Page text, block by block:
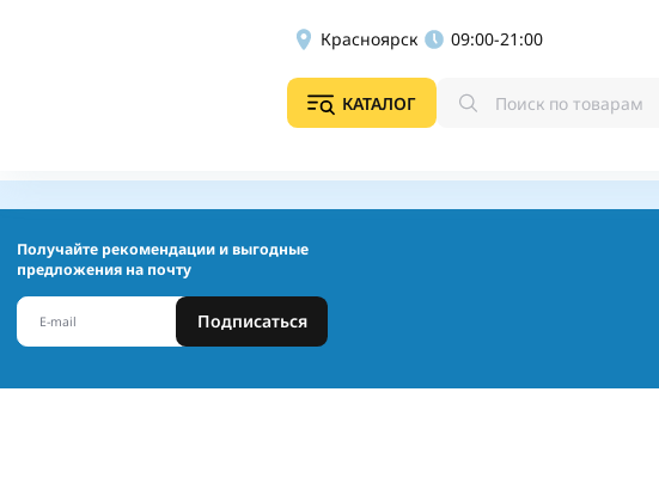
Красноярск 09:00-21:00
КАТАЛОГ
Получайте рекомендации и выгодные
предложения на почту
Подписаться